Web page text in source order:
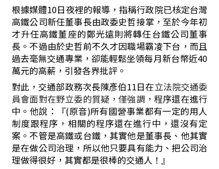
根據媒體10日夜裡的報導，指稱行政院已核定台灣
高鐵公司新任董事長由政委史哲接掌，至於今年初
才升任高鐵董座的鄭光遠則將轉任台鐵公司董事
長。不過由於史哲前不久才因職場霸凌下台，而且
過去毫無交通專業，卻能輕鬆坐領每月新台幣近40
萬元的高薪，引發各界批評。
對此，交通部政務次長陳彥伯11日在立法院交通委
員會面對在野立委的質疑，僅強調，程序還在進行
中。他說：『(原音)所有國營事業都有一定的用人
制度跟程序，相關的程序還在進行中，還沒有定
案。不管是高鐵或台鐵，其實他是董事長、他其實
是在做公司治理，所以他只要具有能力、把公司治
理做得很好，其實都是很棒的交通人！』